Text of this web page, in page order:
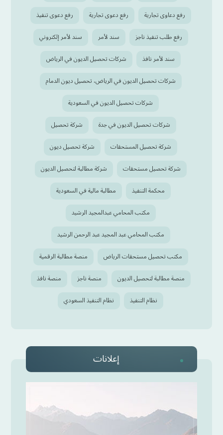
رفع دعاوى تجارية
رفع دعوى تجارية
رفع دعوى تنفيذ
رفع طلب تنفيذ ناجز
سند لأمر
سند لأمر إلكتروني
سند لأمر نافذ
شركات تحصيل الديون في الرياض
شركات تحصيل الديون في الرياض، تحصيل ديون الدمام
شركات تحصيل الديون في السعودية
شركات تحصيل الديون في جدة
شركة تحصيل
شركة تحصيل المستحقات
شركة تحصيل ديون
شركة تحصيل مستحقات
شركة مطالبة لتحصيل الديون
محكمة التنفيذ
مطالبة مالية في السعودية
مكتب المحامي عبدالمجيد الرشيد
مكتب المحامي عبد المجيد عبد الرحمن الرشيد
مكتب تحصيل مستحقات الرياض
منصة مطالبة الرقمية
منصة مطالبة لتحصيل الديون
منصة ناجز
منصة نافذ
نظام التنفيذ
نظام التنفيذ السعودي
إعلانات